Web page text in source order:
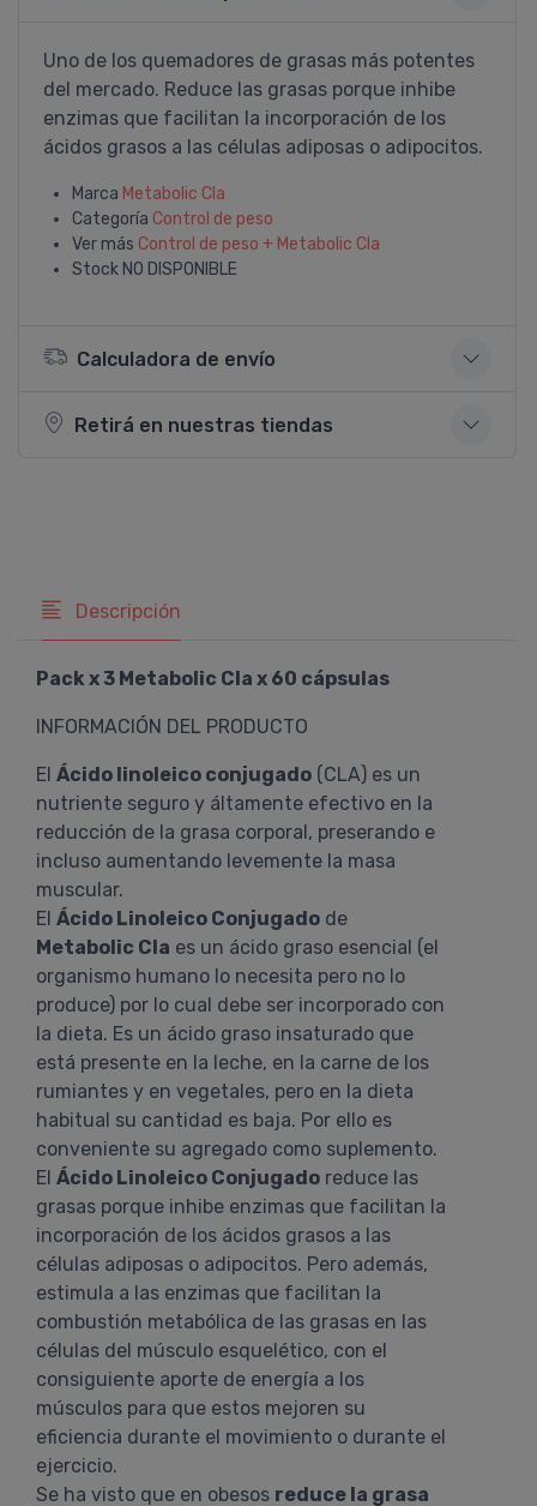
Uno de los quemadores de grasas más potentes
del mercado. Reduce las grasas porque inhibe
enzimas que facilitan la incorporación de los
ácidos grasos a las células adiposas o adipocitos.
Marca Metabolic Cla
Categoría Control de peso
Ver más Control de peso + Metabolic Cla
Stock NO DISPONIBLE
Calculadora de envío
Retirá en nuestras tiendas
Descripción
Pack x 3 Metabolic Cla x 60 cápsulas
INFORMACIÓN DEL PRODUCTO
El Ácido linoleico conjugado (CLA) es un
nutriente seguro y áltamente efectivo en la
reducción de la grasa corporal, preserando e
incluso aumentando levemente la masa
muscular.
El Ácido Linoleico Conjugado de
Metabolic Cla es un ácido graso esencial (el
organismo humano lo necesita pero no lo
produce) por lo cual debe ser incorporado con
la dieta. Es un ácido graso insaturado que
está presente en la leche, en la carne de los
rumiantes y en vegetales, pero en la dieta
habitual su cantidad es baja. Por ello es
conveniente su agregado como suplemento.
El Ácido Linoleico Conjugado reduce las
grasas porque inhibe enzimas que facilitan la
incorporación de los ácidos grasos a las
células adiposas o adipocitos. Pero además,
estimula a las enzimas que facilitan la
combustión metabólica de las grasas en las
células del músculo esquelético, con el
consiguiente aporte de energía a los
músculos para que estos mejoren su
eficiencia durante el movimiento o durante el
ejercicio.
Se ha visto que en obesos reduce la grasa